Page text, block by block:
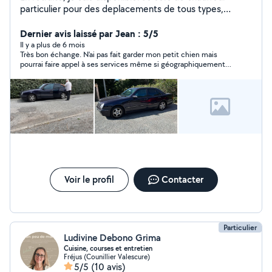
particulier pour des deplacements de tous types,
court terme et conseiller pour des demarches
specifiques. Possibilité gardiennage, avec mon épouse.
Dernier avis laissé par Jean : 5/5
Il y a plus de 6 mois
Très bon échange. N'ai pas fait garder mon petit chien mais
pourrai faire appel à ses services même si géographiquement
ses tarifs sont supérieurs à la moyenne.
Voir le profil Contacter
Particulier
Ludivine Debono Grima
Cuisine, courses et entretien
Fréjus (Counillier Valescure)
5/5 (10 avis)